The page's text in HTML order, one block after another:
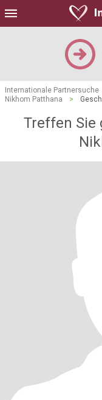
Internationale Partnersuche
Nikhom Patthana
>
Treffen Sie